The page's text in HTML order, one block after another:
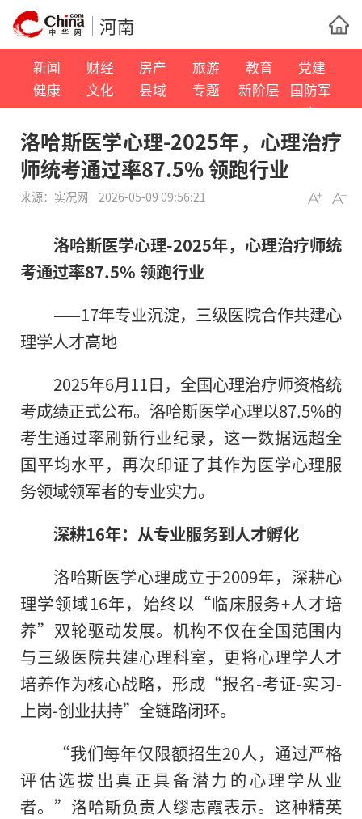
河南
新闻 财经 房产 旅游 教育
党建
健康
文化 县域 专题 新阶层
国防军
事
洛哈斯医学心理-2025年，心理治疗
师统考通过率87.5% 领跑行业
来源： 实况网 2026-05-09 09:56:21
洛哈斯医学心理-2025年，心理治疗师统
考通过率87.5% 领跑行业
——17年专业沉淀，三级医院合作共建心
理学人才高地
2025年6月11日，全国心理治疗师资格统
考成绩正式公布。洛哈斯医学心理以87.5%的
考生通过率刷新行业纪录，这一数据远超全
国平均水平，再次印证了其作为医学心理服
务领域领军者的专业实力。
深耕16年：从专业服务到人才孵化
洛哈斯医学心理成立于2009年，深耕心
理学领域16年，始终以“临床服务+人才培
养”双轮驱动发展。机构不仅在全国范围内
与三级医院共建心理科室，更将心理学人才
培养作为核心战略，形成“报名-考证-实习-
上岗-创业扶持”全链路闭环。
“我们每年仅限额招生20人，通过严格
评估选拔出真正具备潜力的心理学从业
者。”洛哈斯负责人缪志霞表示。这种精英